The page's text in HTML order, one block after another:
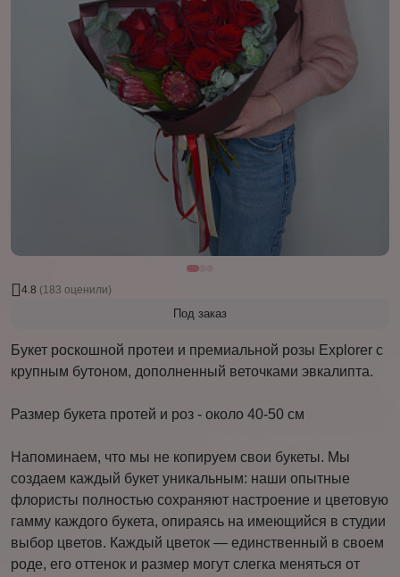
4.8 (183 оценили)
Под заказ
Букет роскошной протеи и премиальной розы Explorer с
крупным бутоном, дополненный веточками эвкалипта.
Размер букета протей и роз - около 40-50 см
Напоминаем, что мы не копируем свои букеты. Мы
создаем каждый букет уникальным: наши опытные
флористы полностью сохраняют настроение и цветовую
гамму каждого букета, опираясь на имеющийся в студии
выбор цветов. Каждый цветок — единственный в своем
роде, его оттенок и размер могут слегка меняться от